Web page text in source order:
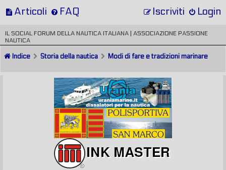
Articoli FAQ Login
Iscriviti
IL SOCIAL FORUM DELLA NAUTICA ITALIANA | ASSOCIAZIONE PASSIONE
NAUTICA
Indice Storia della nautica Modi di fare e tradizioni marinare